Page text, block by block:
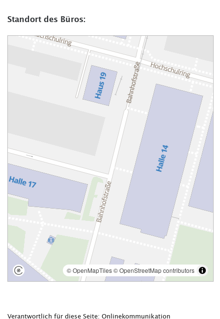
Standort des Büros:
Verantwortlich für diese Seite: Onlinekommunikation